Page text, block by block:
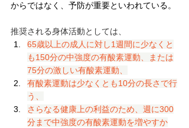
からではなく、予防が重要といわれている。
推奨される身体活動としては、
65歳以上の成人に対し1週間に少なくと
も150分の中強度の有酸素運動、または
75分の激しい有酸素運動、
有酸素運動は少なくとも10分の長さで行
う、
さらなる健康上の利益のため、週に300
分まで中強度の有酸素運動を増やすか